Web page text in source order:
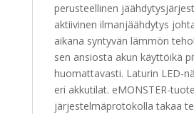
perusteellinen
aktiivinen ilmanjäähdytys
aikana syntyvän lämmön
sen ansiosta akun käyttöikä
huomattavasti. Laturin LED-
eri akkutilat. eMONSTER-
järjestelmäprotokolla takaa